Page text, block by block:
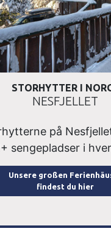
STORHYTTER I
NESFJELLET
på
sengepladser i
Unsere großen
findest du hier